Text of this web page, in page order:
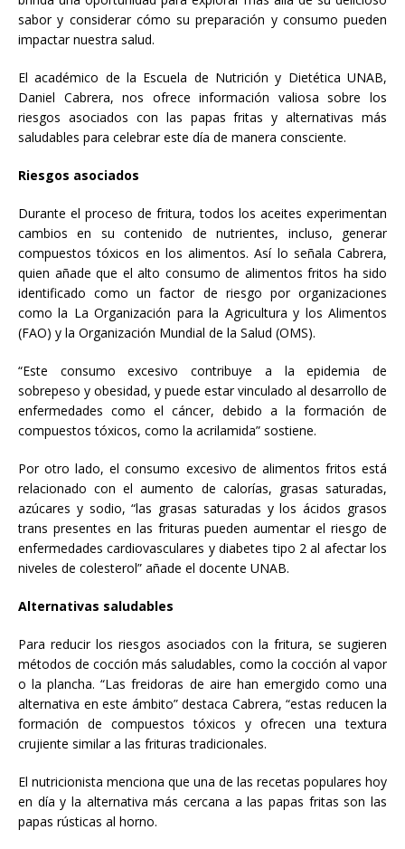
sabor y considerar cómo su preparación y consumo pueden
impactar nuestra salud.
El académico de la Escuela de Nutrición y Dietética UNAB,
Daniel Cabrera, nos ofrece información valiosa sobre los
riesgos asociados con las papas fritas y alternativas más
saludables para celebrar este día de manera consciente.
Riesgos asociados
Durante el proceso de fritura, todos los aceites experimentan
cambios en su contenido de nutrientes, incluso, generar
compuestos tóxicos en los alimentos. Así lo señala Cabrera,
quien añade que el alto consumo de alimentos fritos ha sido
identificado como un factor de riesgo por organizaciones
como la La Organización para la Agricultura y los Alimentos
(FAO) y la Organización Mundial de la Salud (OMS).
“Este consumo excesivo contribuye a la epidemia de
sobrepeso y obesidad, y puede estar vinculado al desarrollo de
enfermedades como el cáncer, debido a la formación de
compuestos tóxicos, como la acrilamida” sostiene.
Por otro lado, el consumo excesivo de alimentos fritos está
relacionado con el aumento de calorías, grasas saturadas,
azúcares y sodio, “las grasas saturadas y los ácidos grasos
trans presentes en las frituras pueden aumentar el riesgo de
enfermedades cardiovasculares y diabetes tipo 2 al afectar los
niveles de colesterol” añade el docente UNAB.
Alternativas saludables
Para reducir los riesgos asociados con la fritura, se sugieren
métodos de cocción más saludables, como la cocción al vapor
o la plancha. “Las freidoras de aire han emergido como una
alternativa en este ámbito” destaca Cabrera, “estas reducen la
formación de compuestos tóxicos y ofrecen una textura
crujiente similar a las frituras tradicionales.
El nutricionista menciona que una de las recetas populares hoy
en día y la alternativa más cercana a las papas fritas son las
papas rústicas al horno.